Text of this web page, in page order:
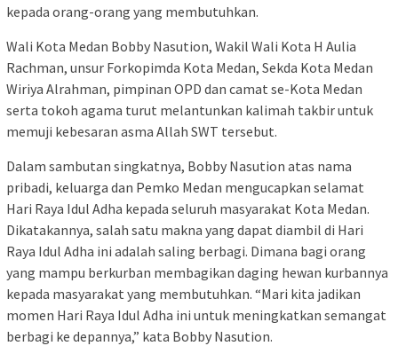
kepada orang-orang yang membutuhkan.
Wali Kota Medan Bobby Nasution, Wakil Wali Kota H Aulia
Rachman, unsur Forkopimda Kota Medan, Sekda Kota Medan
Wiriya Alrahman, pimpinan OPD dan camat se-Kota Medan
serta tokoh agama turut melantunkan kalimah takbir untuk
memuji kebesaran asma Allah SWT tersebut.
Dalam sambutan singkatnya, Bobby Nasution atas nama
pribadi, keluarga dan Pemko Medan mengucapkan selamat
Hari Raya Idul Adha kepada seluruh masyarakat Kota Medan.
Dikatakannya, salah satu makna yang dapat diambil di Hari
Raya Idul Adha ini adalah saling berbagi. Dimana bagi orang
yang mampu berkurban membagikan daging hewan kurbannya
kepada masyarakat yang membutuhkan. “Mari kita jadikan
momen Hari Raya Idul Adha ini untuk meningkatkan semangat
berbagi ke depannya,” kata Bobby Nasution.